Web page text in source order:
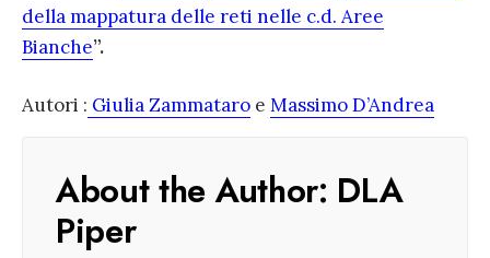
della mappatura delle reti nelle c.d. Aree
Bianche”.
Autori : Giulia Zammataro e Massimo D’Andrea
About the Author: DLA
Piper